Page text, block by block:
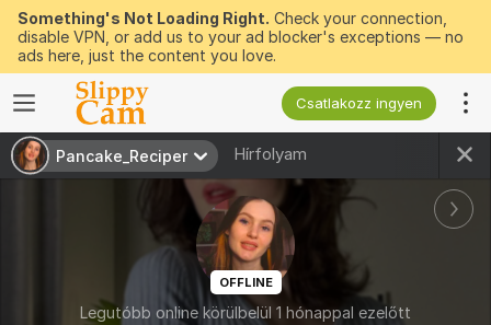
Something's Not Loading Right. Check your connection,
disable VPN, or add us to your ad blocker's exceptions — no
ads here, just the content you love.
Csatlakozz ingyen
Pancake_Reciper Hírfolyam
OFFLINE
Legutóbb online körülbelül 1 hónappal ezelőtt